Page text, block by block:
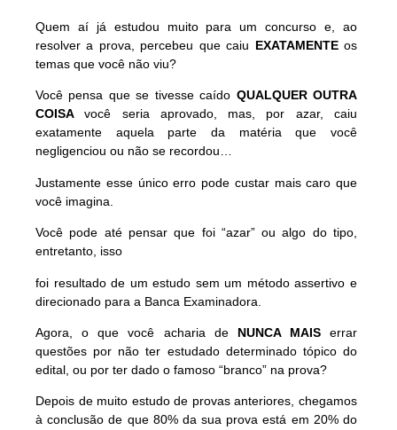
Quem aí já estudou muito para um concurso e, ao
resolver a prova, percebeu que caiu EXATAMENTEos
temas que você não viu?
Você pensa que se tivesse caído QUALQUER OUTRA
COISAvocê seria aprovado, mas, por azar, caiu
exatamente aquela parte da matéria que você
negligenciou ou não se recordou…
Justamente esse único erro pode custar mais caro que
você imagina.
Você pode até pensar que foi “azar” ou algo do tipo,
entretanto, isso
foi resultado de um estudo sem um método assertivo e
direcionado para a Banca Examinadora.
Agora, o que você acharia deNUNCA MAIS errar
questões por não ter estudado determinado tópico do
edital, ou por ter dado o famoso “branco” na prova?
Depois de muito estudo de provas anteriores, chegamos
à conclusão de que 80% da sua prova está em 20% do